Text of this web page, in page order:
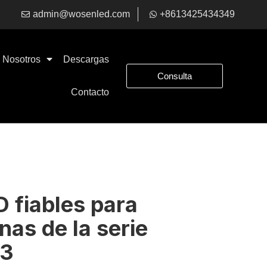
admin@wosenled.com +8613425434349
Nosotros Descargas
Contacto
Consulta
fiables para
de la serie